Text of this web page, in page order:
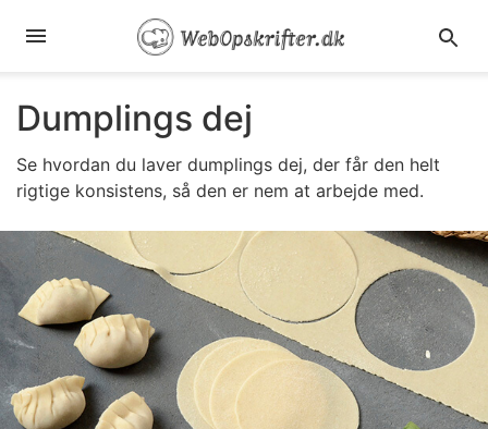
Dumplings dej
Se hvordan du laver dumplings dej, der får den helt
rigtige konsistens, så den er nem at arbejde med.